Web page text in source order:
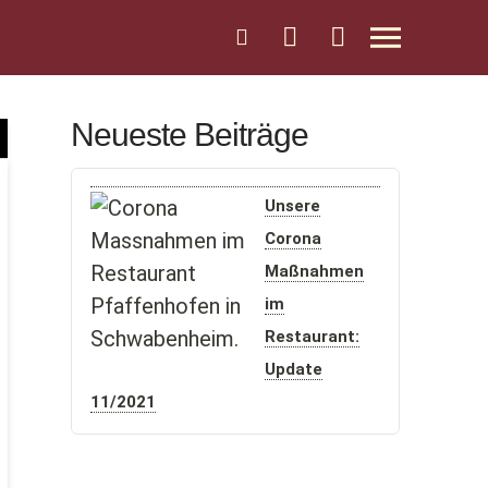
Neueste Beiträge
Unsere
Corona
Maßnahmen
im
Restaurant:
Update
11/2021